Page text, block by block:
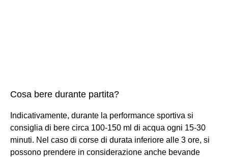
Cosa bere durante partita?
Indicativamente, durante la performance sportiva si
consiglia di bere circa 100-150 ml di acqua ogni 15-30
minuti. Nel caso di corse di durata inferiore alle 3 ore, si
possono prendere in considerazione anche bevande